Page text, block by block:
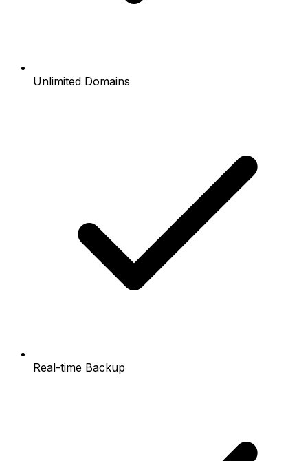
Unlimited Domains
Real-time Backup